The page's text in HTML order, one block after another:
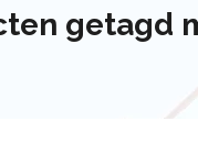
getagd